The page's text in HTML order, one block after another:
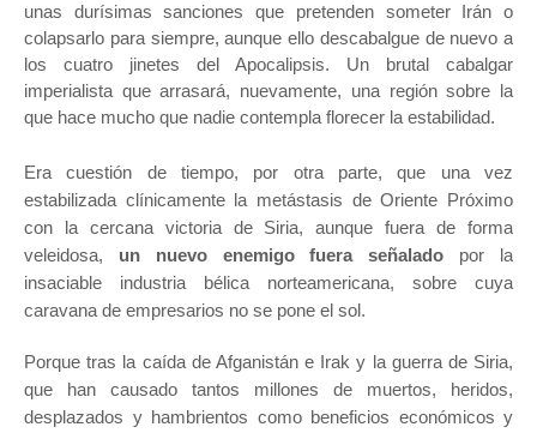
unas durísimas sanciones que pretenden someter Irán o
colapsarlo para siempre, aunque ello descabalgue de nuevo a
los cuatro jinetes del Apocalipsis. Un brutal cabalgar
imperialista que arrasará, nuevamente, una región sobre la
que hace mucho que nadie contempla florecer la estabilidad.
Era cuestión de tiempo, por otra parte, que una vez
estabilizada clínicamente la metástasis de Oriente Próximo
con la cercana victoria de Siria, aunque fuera de forma
veleidosa, un nuevo enemigo fuera señalado por la
insaciable industria bélica norteamericana, sobre cuya
caravana de empresarios no se pone el sol.
Porque tras la caída de Afganistán e Irak y la guerra de Siria,
que han causado tantos millones de muertos, heridos,
desplazados y hambrientos como beneficios económicos y